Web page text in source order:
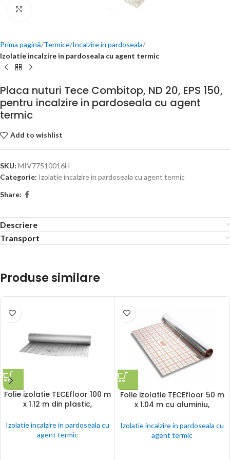
Prima pagină Termice Incalzire in pardoseala
Izolatie incalzire in pardoseala cu agent termic
Placa nuturi Tece Combitop, ND 20, EPS 150,
pentru incalzire in pardoseala cu agent
termic
Add to wishlist
SKU: MIV77510016H
Categorie: Izolatie incalzire in pardoseala cu agent termic
Share:
Descriere
Transport
Produse similare
Folie izolatie TECEfloor 100 m
x 1.12 m din plastic,
in pardoseala cu agent
termic
Izolatie incalzire in pardoseala cu
agent termic
Folie izolatie TECEfloor 50 m
x 1.04 m cu aluminiu,
in pardoseala cu agent
termic
Izolatie incalzire in pardoseala cu
agent termic